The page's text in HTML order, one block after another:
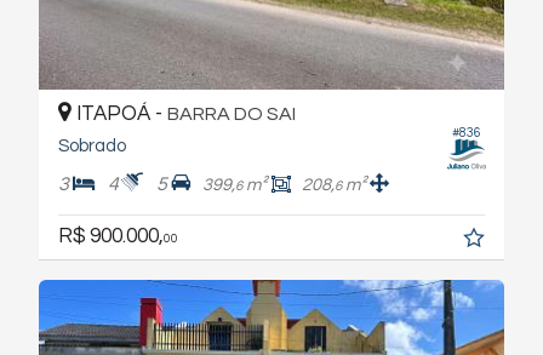
#836
ITAPOÁ - BARRA DO SAI
Sobrado
3 4 5 399,6m² 208,6m²
R$ 900.000,00